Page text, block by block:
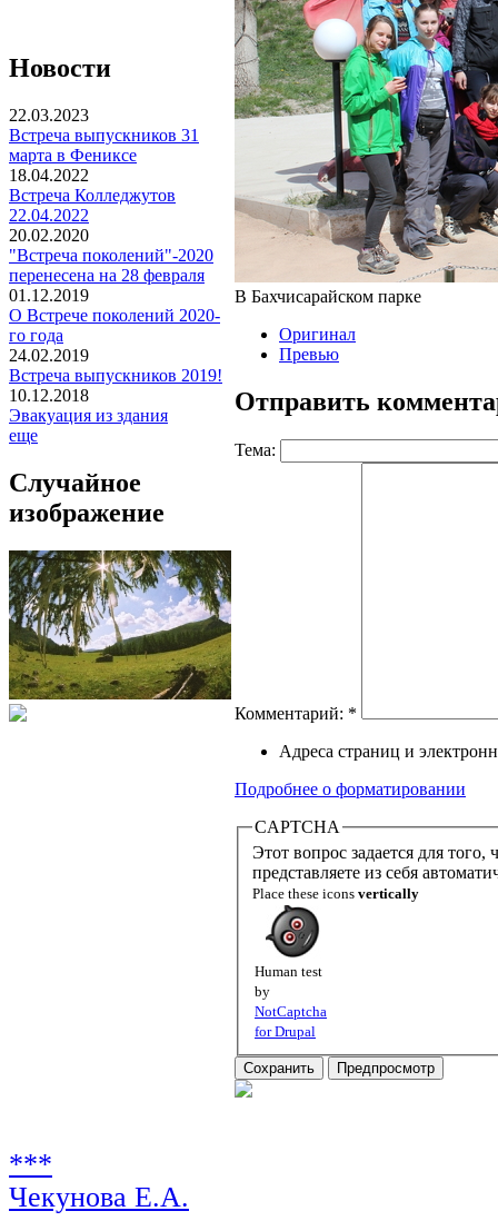
Новости
22.03.2023
Встреча выпускников 31
марта в Фениксе
18.04.2022
Встреча Колледжутов
22.04.2022
20.02.2020
"Встреча поколений"-2020
перенесена на 28 февраля
01.12.2019
О Встрече поколений 2020-
го года
24.02.2019
Встреча выпускников 2019!
10.12.2018
Эвакуация из здания
еще
Случайное
изображение
В Бахчисарайском парке
Оригинал
Превью
Отправить
Тема:
Комментарий: *
Адреса страниц и
Подробнее о форматировании
CAPTCHA
Этот вопрос задается для того, чтобы
представляете из себя
Place these icons vertically
Human test
by
NotCaptcha
for Drupal
***
Чекунова Е.А.